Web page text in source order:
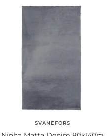
SVANEFORS